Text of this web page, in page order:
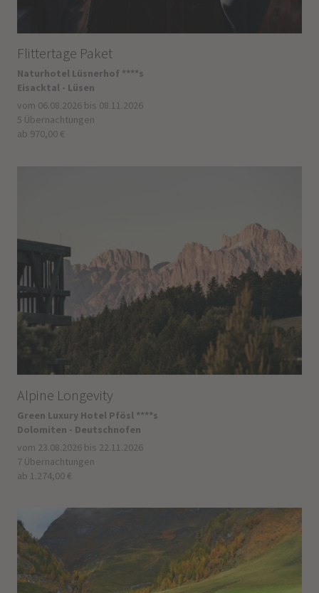
Flittertage Paket
Naturhotel Lüsnerhof ****s
Eisacktal - Lüsen
vom 06.08.2026 bis 08.11.2026
5 Übernachtungen
ab 970,00 €
Alpine Longevity
Green Luxury Hotel Pfösl ****s
Dolomiten - Deutschnofen
vom 23.08.2026 bis 22.11.2026
7 Übernachtungen
ab 1.274,00 €